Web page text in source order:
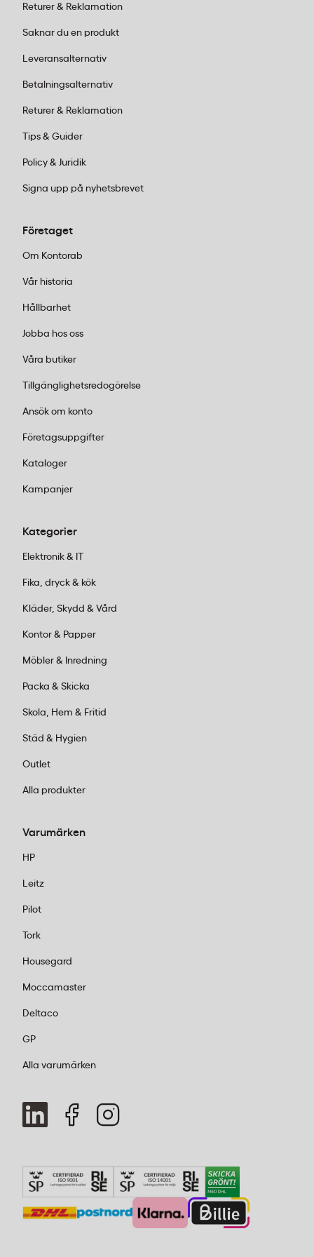
Returer & Reklamation
Saknar du en produkt
Leveransalternativ
Betalningsalternativ
Returer & Reklamation
Tips & Guider
Policy & Juridik
Signa upp på nyhetsbrevet
Företaget
Om Kontorab
Vår historia
Hållbarhet
Jobba hos oss
Våra butiker
Tillgänglighetsredogörelse
Ansök om konto
Företagsuppgifter
Kataloger
Kampanjer
Kategorier
Elektronik & IT
Fika, dryck & kök
Kläder, Skydd & Vård
Kontor & Papper
Möbler & Inredning
Packa & Skicka
Skola, Hem & Fritid
Städ & Hygien
Outlet
Alla produkter
Varumärken
HP
Leitz
Pilot
Tork
Housegard
Moccamaster
Deltaco
GP
Alla varumärken